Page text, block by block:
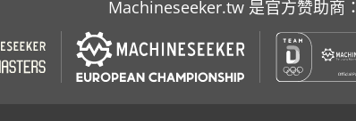
Machineseeker.tw 是官方赞助商：